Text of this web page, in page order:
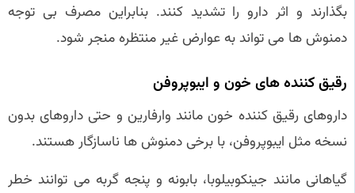
بگذارند و اثر دارو را تشدید کنند. بنابراین مصرف بی‌ توجه
دمنوش‌ ها می‌ تواند به عوارض غیر منتظره منجر شود.
رقیق‌ کننده‌ های خون و ایبوپروفن
داروهای رقیق‌ کننده خون مانند وارفارین و حتی داروهای بدون
نسخه مثل ایبوپروفن، با برخی دمنوش‌ ها ناسازگار هستند.
گیاهانی مانند جینکوبیلوبا، بابونه و پنجه گربه می‌ توانند خطر